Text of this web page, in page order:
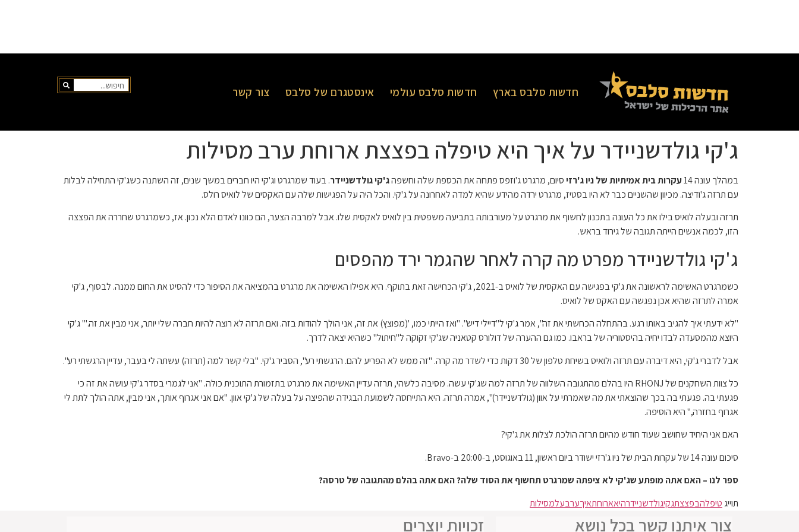
חדשות סלבס בארץ חדשות סלבס עולמי אינסטגרם של סלבס צור קשר
ג'קי גולדשניידר על איך היא טיפלה בפצצת ארוחת ערב מסילות
במהלך עונה 14 עקרות בית אמיתיות של ניו ג'רזיסיום, מרגרט ג'וזפס פתחה את הכספת שלה וחשפהג'קי גולדשניידר. בעוד שמרגרט וג'קי היו חברים במשך שנים, זה השתנה כשג'קי התחילה לבלות
עם תרזה ג'ודיצה. מכיוון שהשניים כבר לא היו בסטיז, מרגרט ירדה מהידע שהיא למדה לאחרונה על ג'קי. והכל היה על הפגישות שלה עם האקסים של לואיס רולס.
תרזה ובעלה לואיס בילו את כל העונה בתכנון לחשוף את מרגרט על מעורבותה בתביעה משפטית בין לואיס לאקסית שלו. אבל למרבה הצער, הם כוונו לאדם הלא נכון. אז, כשמרגרט שחררה את הפצצה
הזו, לכמה אנשים הייתה תגובה של גירוד בראש.
ג'קי גולדשניידר מפרט מה קרה לאחר שהגמר ירד מהפסים
כשמרגרט האשימה לראשונה את ג'קי בפגישה עם האקסית של לואיס ב-2021, ג'קי הכחישה זאת בתוקף. היא אפילו האשימה את מרגרט בהמציאה את הסיפור כדי להסיט את החום ממנה. לבסוף, ג'קי
אמרה לתרזה שהיא אכן נפגשה עם האקס של לואיס.
"לא ידעתי איך להגיב באותו רגע. בהתחלה הכחשתי את זה", אמר ג'קי ל"דיילי דיש". "ואז הייתי כמו, '(מפוצץ) את זה, אני הולך להודות בזה. ואם תרזה לא רוצה להיות חברה שלי יותר, אני מבין את זה.'" ג'קי
היוצא מהמסעדה לבדו יחיה בהיסטוריה של בראבו. כמו גם ההערה של דולורס קטאניה שג'קי זקוקה ל"חיתול" כשהיא יצאה לדרך.
אבל לדברי ג'קי, היא דיברה עם תרזה ולואיס בשיחת טלפון של 30 דקות כדי לשדר מה קרה. "זה ממש לא הפריע להם. הרגשתי רע", הסביר ג'קי. "בלי קשר למה (תרזה) עשתה לי בעבר, עדיין הרגשתי רע".
כל צוות השחקנים של RHONJ היו בהלם מהתגובה השלווה של תרזה למה שג'קי עשה. מסיבה כלשהי, תרזה עדיין האשימה את מרגרט בתזמורת התוכנית כולה. "אני לגמרי בסדר ג'קי עושה את זה כי
פגעתי בה. פגעתי בה בכך שהוצאתי את מה שאמרתי על אוון (גולדשניידר)", אמרה תרזה. היא התייחסה לשמועת הבגידה שהפיצה על בעלה של ג'קי אוון. "אם אני אגרוף אותך, אני מבין, אתה הולך לתת לי
אגרוף בחזרה," היא הוסיפה.
האם אני היחיד שחושב שעוד חודש מהיום תרזה הולכת לצלות את ג'קי?
סיכום עונה 14 של עקרות הבית של ניו ג'רזי ישודר ביום ראשון, 11 באוגוסט, ב-20:00 ב-Bravo.
ספר לנו – האם אתה מופתע שג'קי לא ציפתה שמרגרט תחשוף את הסוד שלה? האם אתה בהלם מהתגובה של טרסה?
תוייג טיפלהבפצצתגקיגולדשניידרהיאארוחתאיךערבעלמסילות
צור איתנו קשר בכל נושא זכויות יוצרים